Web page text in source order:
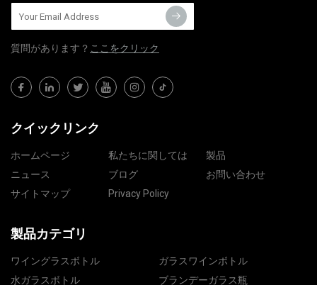
質問​​があります？ ここをクリック
クイックリンク
ホームページ 私たちに関しては
製品
ニュース
ブログ
お問い合わせ
サイトマップ
Privacy Policy
製品カテゴリ
ワイングラスボトル
ガラスワインボトル
水ガラスボトル
ブランデーガラス瓶